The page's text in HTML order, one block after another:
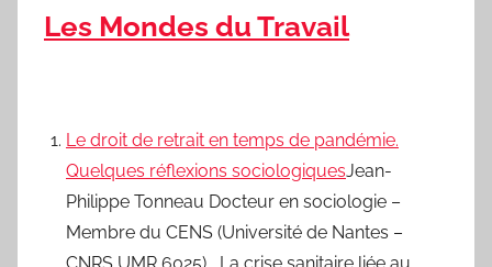
SaclayLes Mondes du Travail
Le droit de retrait en temps de pandémie.
Quelques réflexions sociologiquesJean-
Philippe Tonneau Docteur en sociologie –
Membre du CENS (Université de Nantes –